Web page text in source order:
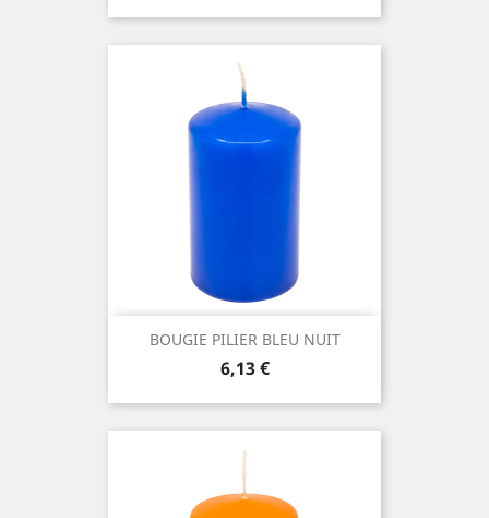
BOUGIE PILIER BLEU NUIT
Prix
6,13 €